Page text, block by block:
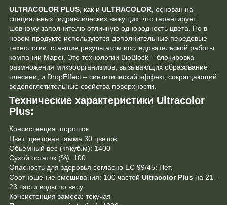
ULTRACOLOR PLUS , как и ULTRACOLOR , основан на
специальных гидравлических вяжущих, что гарантирует
шовному заполнителю отличную однородность цвета. Но в
новом продукте используются дополнительные передовые
технологии, ставшие результатом исследовательской работы
компании Mapei. Это технологии BioBlock – блокировка
размножения микроорганизмов, вызывающих образование
плесени, и DropEffect – синтетический эффект, сокращающий
водопоглотительные свойства поверхности.
Технические характеристики Ultracolor
Plus:
Консистенция: порошок
Цвет: цветовая гамма 30 цветов
Обьемный вес (кг/куб.м): 1400
Сухой остаток (%): 100
Опасность для здоровья согласно EC 99/45: Нет.
Соотношение смешивания: 100 частей Ultracolor Plus на 21–
23 части воды по весу
Консистенция замеса: текучая